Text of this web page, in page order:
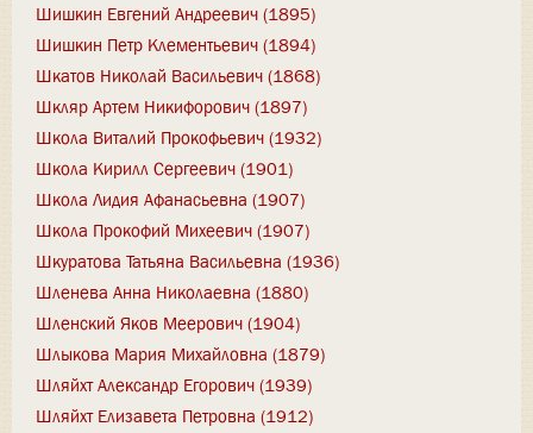
Шишкин Евгений Андреевич (1895)
Шишкин Петр Клементьевич (1894)
Шкатов Николай Васильевич (1868)
Шкляр Артем Никифорович (1897)
Школа Виталий Прокофьевич (1932)
Школа Кирилл Сергеевич (1901)
Школа Лидия Афанасьевна (1907)
Школа Прокофий Михеевич (1907)
Шкуратова Татьяна Васильевна (1936)
Шленева Анна Николаевна (1880)
Шленский Яков Меерович (1904)
Шлыкова Мария Михайловна (1879)
Шляйхт Александр Егорович (1939)
Шляйхт Елизавета Петровна (1912)